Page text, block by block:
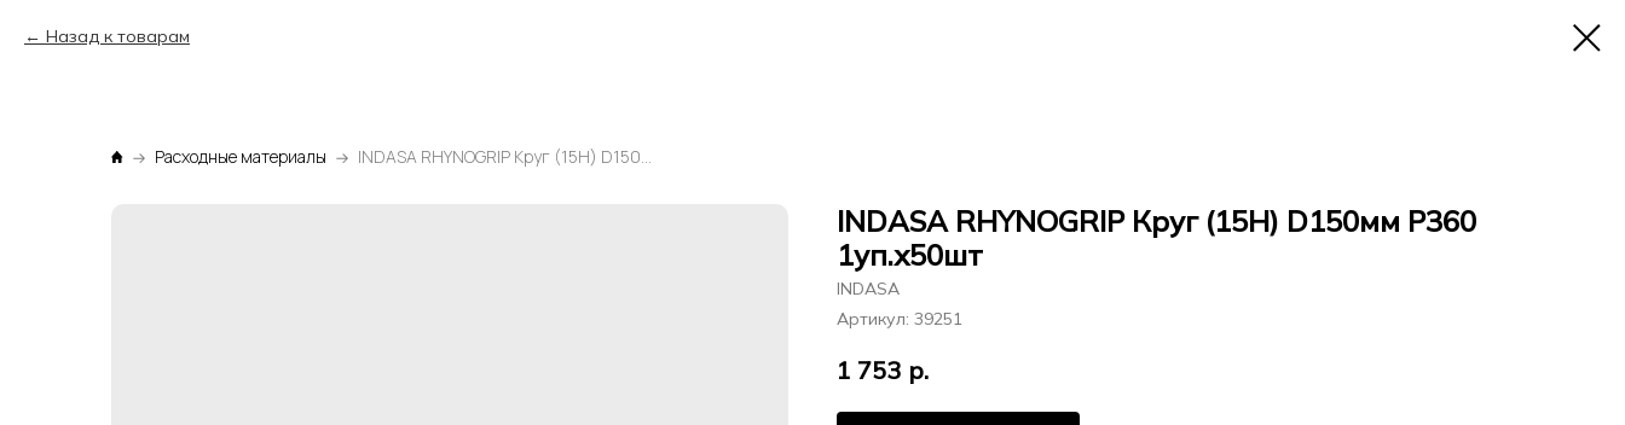
Назад к товарам
Расходные материалы INDASA RHYNOGRIP Круг (15H) D150мм Р360 1уп.х50шт
INDASA RHYNOGRIP Круг (15H) D150мм Р360
1уп.х50шт
INDASA
Артикул: 39251
1 753 р.